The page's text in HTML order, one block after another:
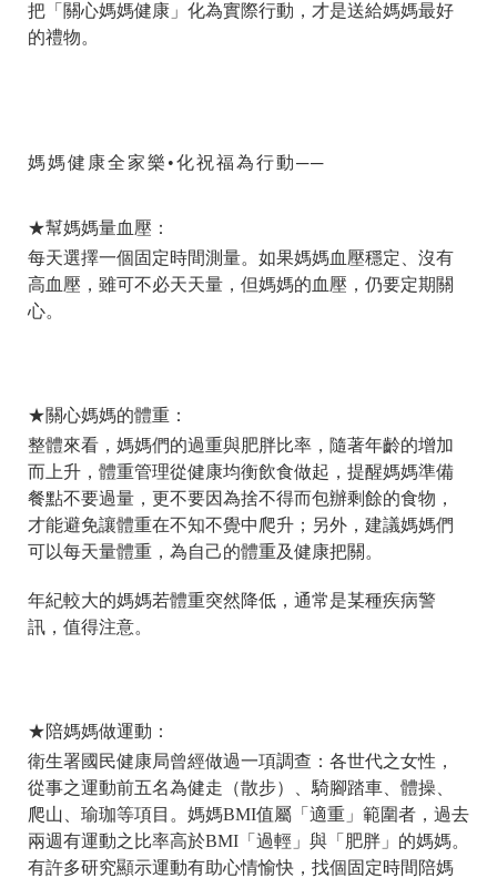
把「關心媽媽健康」化為實際行動，才是送給媽媽最好
的禮物。
媽媽健康全家樂•化祝福為行動──
★幫媽媽量血壓：
每天選擇一個固定時間測量。如果媽媽血壓穩定、沒有
高血壓，雖可不必天天量，但媽媽的血壓，仍要定期關
心。
★關心媽媽的體重：
整體來看，媽媽們的過重與肥胖比率，隨著年齡的增加
而上升，體重管理從健康均衡飲食做起，提醒媽媽準備
餐點不要過量，更不要因為捨不得而包辦剩餘的食物，
才能避免讓體重在不知不覺中爬升；另外，建議媽媽們
可以每天量體重，為自己的體重及健康把關。
年紀較大的媽媽若體重突然降低，通常是某種疾病警
訊，值得注意。
★陪媽媽做運動：
衛生署國民健康局曾經做過一項調查：各世代之女性，
從事之運動前五名為健走（散步）、騎腳踏車、體操、
爬山、瑜珈等項目。媽媽BMI值屬「適重」範圍者，過去
兩週有運動之比率高於BMI「過輕」與「肥胖」的媽媽。
有許多研究顯示運動有助心情愉快，找個固定時間陪媽